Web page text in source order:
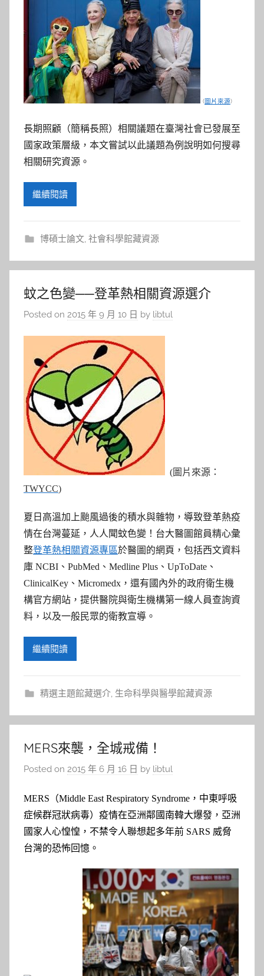
(圖片來源)
長期照顧（簡稱長照）相關議題在臺灣社會已發展至
國家政策層級，本文嘗試以此議題為例說明如何搜尋
相關研究資源。
繼續閱讀
博碩士論文, 社會科學館藏資源
蚊之色變──登革熱相關資源選介
Posted on 2015 年 9 月 10 日 by libtul
(圖片來源：
TWYCC)
夏日高溫加上颱風過後的積水與雜物，導致登革熱疫
情在台灣蔓延，人人聞蚊色變！台大醫圖館員精心彙
整登革熱相關資源專區於醫圖的網頁，包括西文資料
庫 NCBI、PubMed、Medline Plus、UpToDate、
ClinicalKey、Micromedx，還有國內外的政府衛生機
構官方網站，提供醫院與衛生機構第一線人員查詢資
料，以及一般民眾的衛教宣導。
繼續閱讀
精選主題館藏選介, 生命科學與醫學館藏資源
MERS來襲，全城戒備！
Posted on 2015 年 6 月 16 日 by libtul
MERS（Middle East Respiratory Syndrome，中東呼吸
症候群冠狀病毒）疫情在亞洲鄰國南韓大爆發，亞洲
國家人心惶惶，不禁令人聯想起多年前 SARS 威脅
台灣的恐怖回憶。